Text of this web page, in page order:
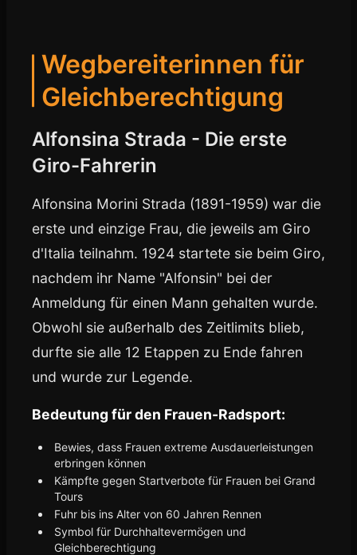
Wegbereiterinnen für
Gleichberechtigung
Alfonsina Strada - Die erste
Giro-Fahrerin
Alfonsina Morini Strada (1891-1959) war die
erste und einzige Frau, die jeweils am Giro
d'Italia teilnahm. 1924 startete sie beim Giro,
nachdem ihr Name "Alfonsin" bei der
Anmeldung für einen Mann gehalten wurde.
Obwohl sie außerhalb des Zeitlimits blieb,
durfte sie alle 12 Etappen zu Ende fahren
und wurde zur Legende.
Bedeutung für den Frauen-Radsport:
Bewies, dass Frauen extreme Ausdauerleistungen
erbringen können
Kämpfte gegen Startverbote für Frauen bei Grand
Tours
Fuhr bis ins Alter von 60 Jahren Rennen
Symbol für Durchhaltevermögen und
Gleichberechtigung